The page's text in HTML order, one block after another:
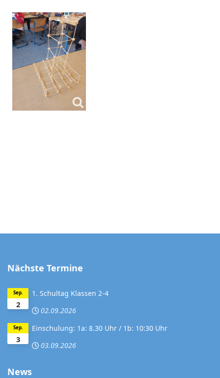
Nächste Termine
2
Sep.
1. Schultag Klassen 2-4
02.09.2026
3
Sep.
Einschulung: 1a: 8.30 Uhr / 1b: 10:30 Uhr
03.09.2026
News